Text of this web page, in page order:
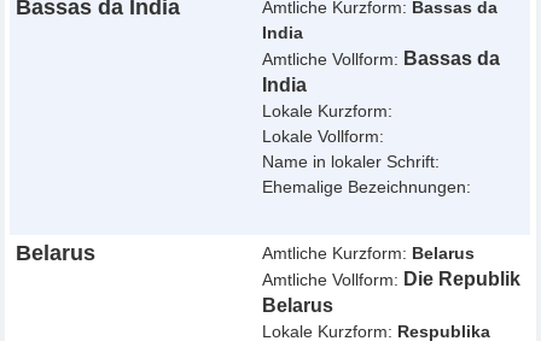
Bassas da India Amtliche Kurzform: Bassas da
India
Amtliche Vollform: Bassas da
India
Lokale Kurzform:
Lokale Vollform:
Name in lokaler Schrift:
Ehemalige Bezeichnungen:
Belarus Amtliche Kurzform: Belarus
Amtliche Vollform: Die Republik
Belarus
Lokale Kurzform: Respublika